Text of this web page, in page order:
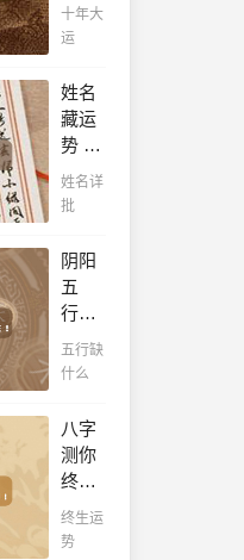
此处
查
财官
之
十之
八九
是大
官或
富
解读
您的
事业
赋，
扭转
不利
困
局！！
吉
十年
一运
卜吉
凶，
未来
命运
晓。
十年大
运
姓名
藏运
势 五
格解
一
姓名
判断
你一
生吉
凶，
你的
真的
适合
你
吗？
姓名详
批
阴阳
五
行，
调旺
补
助运
一
生！
通晓
五
行，
五行缺
什么
八字
测你
终生
运，
财富
终生运
势